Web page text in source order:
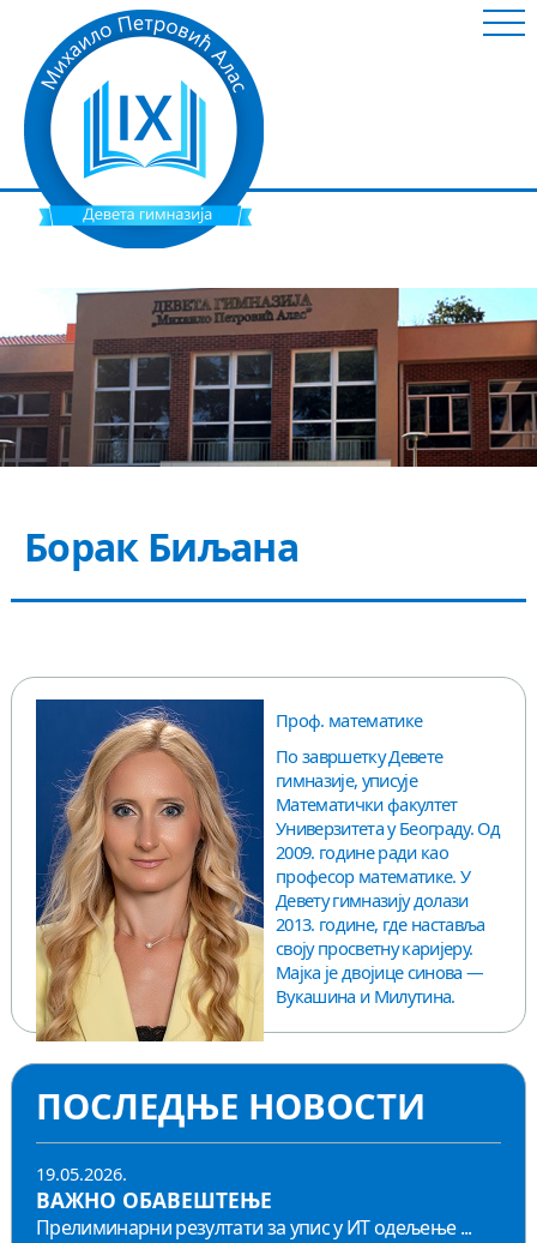
ШКОЛА
ИНФОРМАЦИЈЕ
УСПЕШНИ УЧЕНИЦИ
НАСТАВНИ МАТЕРИЈАЛ
Борак Биљана
Проф. математике
По завршетку Девете
гимназије, уписује
Математички факултет
Универзитета у Београду. Од
2009. године ради као
професор математике. У
Девету гимназију долази
2013. године, где наставља
своју просветну каријеру.
Мајка је двојице синова —
Вукашина и Милутина.
ПОСЛЕДЊЕ НОВОСТИ
19.05.2026.
ВАЖНО ОБАВЕШТЕЊЕ
Прелиминарни резултати за упис у ИТ одељење ...